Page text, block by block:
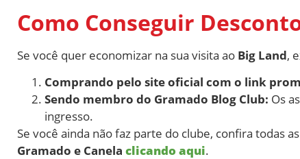
Como Conseguir
Se você quer economizar na sua visita ao Big Land,
Comprando pelo site oficial com o link
Sendo membro do Gramado Blog Club: Os
ingresso.
Se você ainda não faz parte do clube, confira todas
Gramado e Canela clicando aqui.